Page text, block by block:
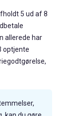
5 ud af 8
allerede har
optjente